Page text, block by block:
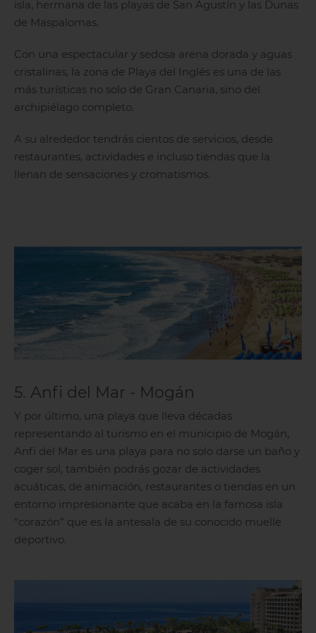
Gran Canaria
isla, hermana de las playas de San Agustín y las Dunas
de Maspalomas.
Con una espectacular y sedosa arena dorada y aguas
cristalinas, la zona de Playa del Inglés es una de las
más turísticas no solo de Gran Canaria, sino del
archipiélago completo.
A su alrededor tendrás cientos de servicios, desde
restaurantes, actividades e incluso tiendas que la
llenan de sensaciones y cromatismos.
5. Anfi del Mar - Mogán
Y por último, una playa que lleva décadas
representando al turismo en el municipio de Mogán,
Anfi del Mar es una playa para no solo darse un baño y
coger sol, también podrás gozar de actividades
acuáticas, de animación, restaurantes o tiendas en un
entorno impresionante que acaba en la famosa isla
“corazón” que es la antesala de su conocido muelle
deportivo.